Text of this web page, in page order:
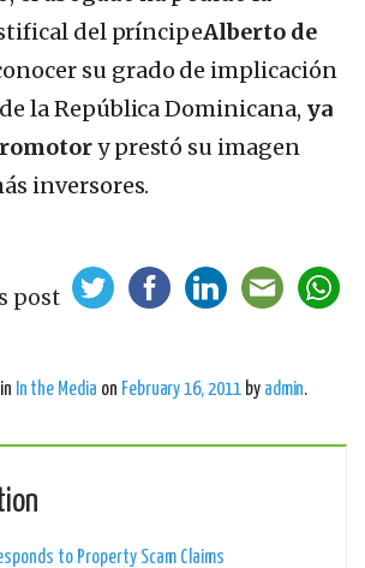
del príncipeAlberto de
su grado de implicación
la República Dominicana, ya
y prestó su imagen
inversores.
post
In the Media on February 16, 2011by admin.
to Property Scam Claims